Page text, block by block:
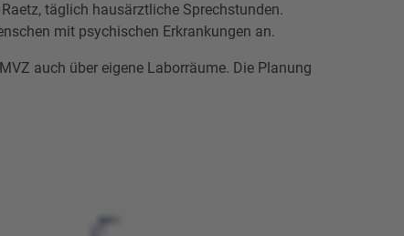
täglich hausärztliche Sprechstunden.
mit psychischen Erkrankungen an.
auch über eigene Laborräume. Die Planung